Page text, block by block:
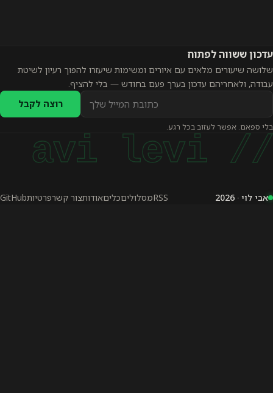
עם איורים ומשימות שיעזרו להפוך רעיון לשיטת
בערך פעם בחודש — בלי להציף.
רוצה לקבל
רגע.
RSSמסלולים אודותצור קשרפרטיותGitHub